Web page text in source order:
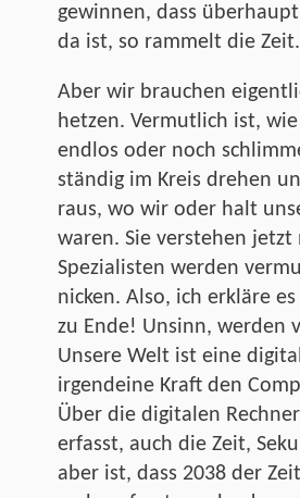
gewinnen, dass
da ist, so rammelt die Zeit.
Aber wir brauchen
hetzen. Vermutlich ist,
endlos oder noch
ständig im Kreis drehen
raus, wo wir oder halt
waren. Sie verstehen jetzt
Spezialisten werden
nicken. Also, ich erkläre
zu Ende! Unsinn, werden
Unsere Welt ist eine
irgendeine Kraft den
Über die digitalen
erfasst, auch die Zeit,
aber ist, dass 2038 der